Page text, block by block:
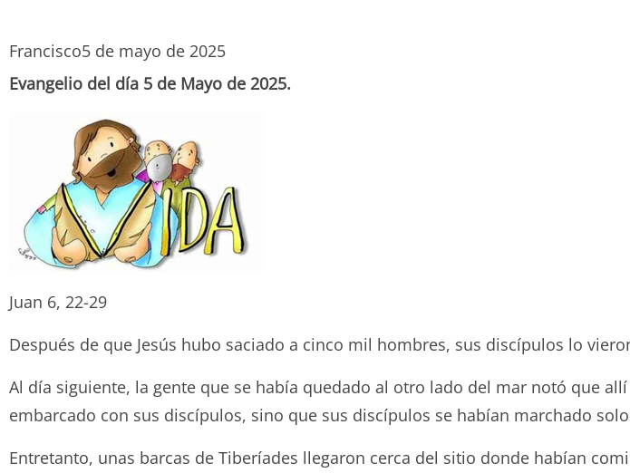
Francisco5 de mayo de 2025
Evangelio del día 5 de Mayo de 2025.
Juan 6, 22-29
Después de que Jesús hubo saciado a cinco mil hombres, sus discípulos lo
Al día siguiente, la gente que se había quedado al otro lado del mar notó que
embarcado con sus discípulos, sino que sus discípulos se habían marchado
Entretanto, unas barcas de Tiberíades llegaron cerca del sitio donde habían